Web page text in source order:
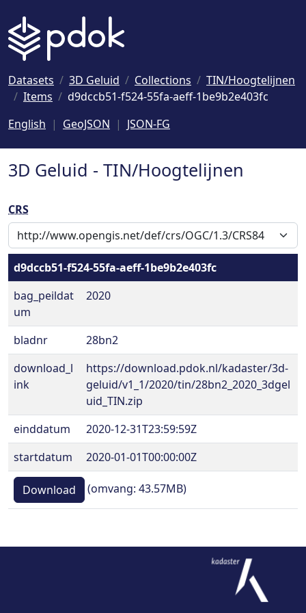
Datasets 3D Geluid Collections
TIN/Hoogtelijnen
Items
d9dccb51-f524-55fa-aeff-1be9b2e403fc
English
GeoJSON JSON-FG
3D Geluid - TIN/Hoogtelijnen
CRS
d9dccb51-f524-55fa-aeff-1be9b2e403fc
bag_peildat
um
2020
bladnr
28bn2
download_l
ink
https://download.pdok.nl/kadaster/3d-
geluid/v1_1/2020/tin/28bn2_2020_3dgel
uid_TIN.zip
einddatum
2020-12-31T23:59:59Z
startdatum
2020-01-01T00:00:00Z
Download (omvang: 43.57MB)